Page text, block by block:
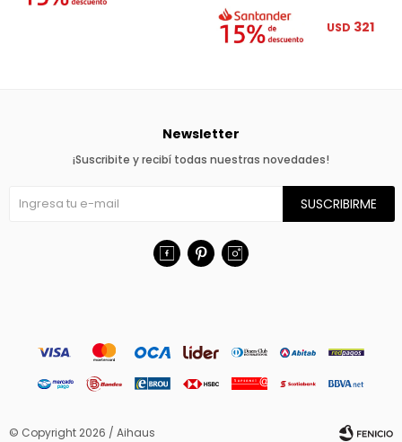
USD 321
Newsletter
¡Suscribite y recibí todas nuestras novedades!
SUSCRIBIRME
  
© Copyright 2026 / Aihaus